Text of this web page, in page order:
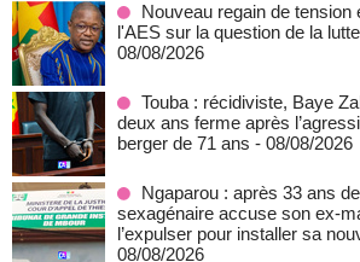
Nouveau regain de tension
l'AES sur la question de la
08/08/2026
Touba : récidiviste, Baye
deux ans ferme après
berger de 71 ans - 08/08/2026
Ngaparou : après 33 ans
sexagénaire accuse son ex-
l’expulser pour installer sa
08/08/2026